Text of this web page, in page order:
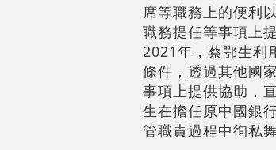
席等職務上的便利
職務提任等事項上
2021年，蔡鄂生利
條件，透過其他國
事項上提供協助，
生在擔任原中國銀
管職責過程中徇私